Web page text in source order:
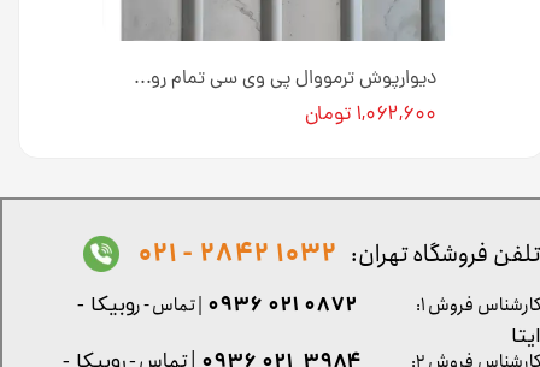
دیوارپوش ترمووال پی وی سی تمام روکش طرح سنگ طوسی 20 سانت کد PC2 [انبار تهران]
۱,۰۶۲,۶۰۰ تومان
تلفن فروشگاه تهران: 1032 2842 - 021
کارشناس فروش ۱: 0872 021 0936 | تماس - روبیکا -
ایتا